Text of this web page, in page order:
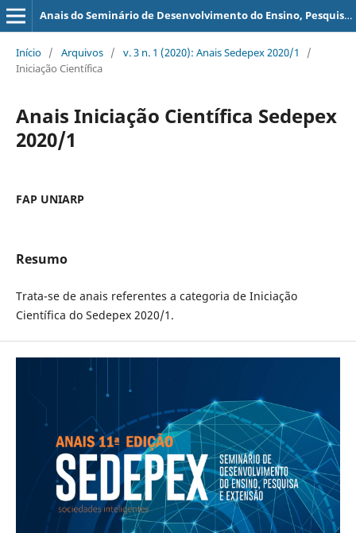
Anais do Seminário de Desenvolvimento do Ensino, Pesquisa e Extensão - SEDEPEX
Início / Arquivos / v. 3 n. 1 (2020): Anais Sedepex 2020/1
/
Iniciação Científica
Anais Iniciação Científica Sedepex
2020/1
FAP UNIARP
Resumo
Trata-se de anais referentes a categoria de Iniciação
Científica do Sedepex 2020/1.